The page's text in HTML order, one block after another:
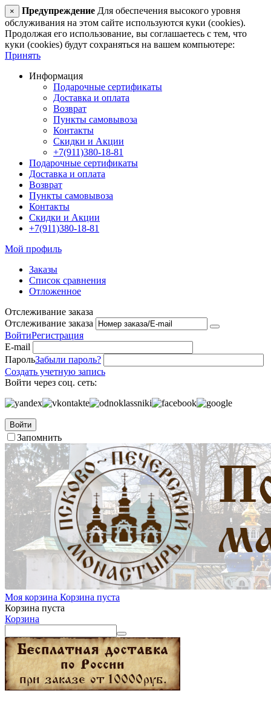
× Предупреждение Для обеспечения высокого уровня
обслуживания на этом сайте используются куки (cookies).
Продолжая его использование, вы соглашаетесь с тем, что
куки (cookies) будут сохраняться на вашем компьютере:
Принять
Информация
Подарочные сертификаты
Доставка и оплата
Возврат
Пункты самовывоза
Контакты
Скидки и Акции
+7(911)380-18-81
Подарочные сертификаты
Доставка и оплата
Возврат
Пункты самовывоза
Контакты
Скидки и Акции
+7(911)380-18-81
Мой профиль
Заказы
Список сравнения
Отложенное
Отслеживание заказа
Отслеживание заказа
ВойтиРегистрация
E-mail
ПарольЗабыли пароль?
Создать учетную запись
Войти через соц. сеть:
Войти
Запомнить
Моя корзина Корзина пуста
Корзина пуста
Корзина